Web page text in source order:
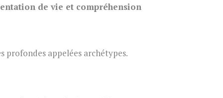
de vie et compréhension
profondes appelées archétypes.